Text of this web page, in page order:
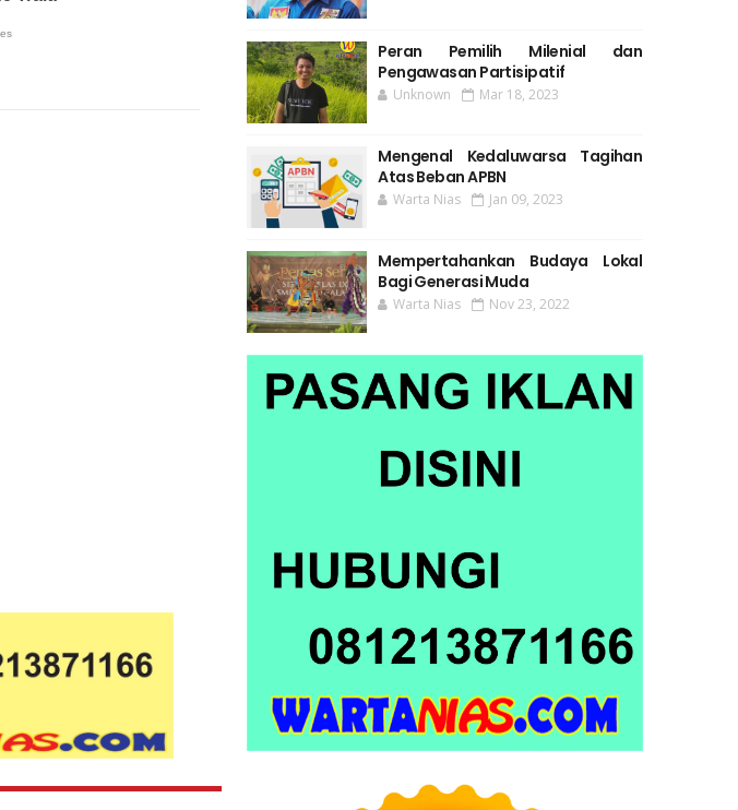
Peran Pemilih Milenial dan
Pengawasan Partisipatif
Unknown Mar 18, 2023
Mengenal Kedaluwarsa Tagihan
Atas Beban APBN
Warta Nias Jan 09, 2023
Mempertahankan Budaya Lokal
Bagi Generasi Muda
Warta Nias Nov 23, 2022